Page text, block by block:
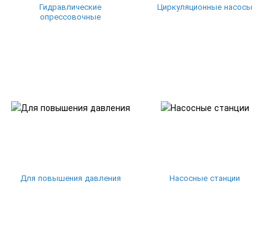
Гидравлические
опрессовочные
Циркуляционные насосы
Для повышения давления Насосные станции